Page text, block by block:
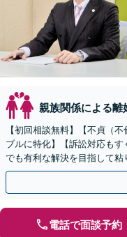
親族関係による離
【初回相談無料】【不貞（
ブルに特化】【訴訟対応も
でも有利な解決を目指して
談可】
電話で面談予約